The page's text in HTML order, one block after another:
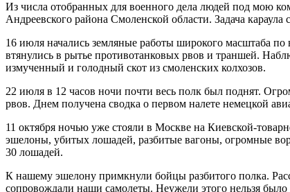
Из числа отобранных для военного дела людей под мою
Андреевского района Смоленской области. Задача
16 июля начались земляные работы широкого масштаба
втянулись в рытье противотанковых рвов и траншей.
измученный и голодный скот из смоленских колхозов.
22 июля в 12 часов ночи почти весь полк был поднят.
рвов. Днем получена сводка о первом налете немецкой
11 октября ночью уже стояли в Москве на Киевской-
эшелоны, убитых лошадей, разбитые вагоны, огромные
30 лошадей.
К нашему эшелону примкнули бойцы разбитого полка.
сопровождали наши самолеты. Неужели этого нельзя